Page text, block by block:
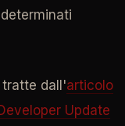
tratte dall'articolo
Update